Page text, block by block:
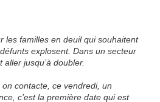
les familles en deuil qui souhaitent
explosent. Dans un secteur
jusqu’à doubler.
contacte, ce vendredi, un
c’est la première date qui est